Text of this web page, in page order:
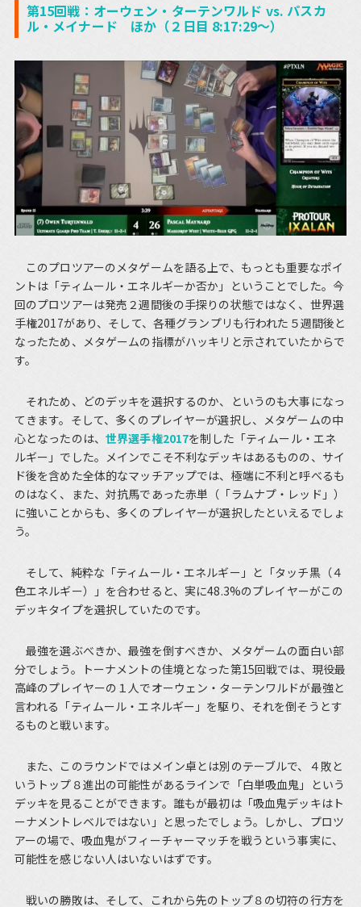
第15回戦：オーウェン・ターテンワルド vs. パスカ
ル・メイナード ほか（２日目 8:17:29～）
このプロツアーのメタゲームを語る上で、もっとも重要なポイ
ントは「ティムール・エネルギーか否か」ということでした。今
回のプロツアーは発売２週間後の手探りの状態ではなく、世界選
手権2017があり、そして、各種グランプリも行われた５週間後と
なったため、メタゲームの指標がハッキリと示されていたからで
す。
それため、どのデッキを選択するのか、というのも大事になっ
てきます。そして、多くのプレイヤーが選択し、メタゲームの中
心となったのは、世界選手権2017を制した「ティムール・エネ
ルギー」でした。メインでこそ不利なデッキはあるものの、サイ
ド後を含めた全体的なマッチアップでは、極端に不利と呼べるも
のはなく、また、対抗馬であった赤単（「ラムナプ・レッド」）
に強いことからも、多くのプレイヤーが選択したといえるでしょ
う。
そして、純粋な「ティムール・エネルギー」と「タッチ黒（４
色エネルギー）」を合わせると、実に48.3%のプレイヤーがこの
デッキタイプを選択していたのです。
最強を選ぶべきか、最強を倒すべきか、メタゲームの面白い部
分でしょう。トーナメントの佳境となった第15回戦では、現役最
高峰のプレイヤーの１人でオーウェン・ターテンワルドが最強と
言われる「ティムール・エネルギー」を駆り、それを倒そうとす
るものと戦います。
また、このラウンドではメイン卓とは別のテーブルで、４敗と
いうトップ８進出の可能性があるラインで「白単吸血鬼」という
デッキを見ることができます。誰もが最初は「吸血鬼デッキはト
ーナメントレベルではない」と思ったでしょう。しかし、プロツ
アーの場で、吸血鬼がフィーチャーマッチを戦うという事実に、
可能性を感じない人はいないはずです。
戦いの勝敗は、そして、これから先のトップ８の切符の行方を